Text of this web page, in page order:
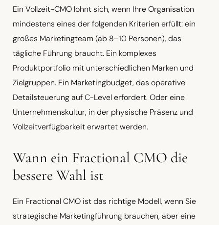
Ein Vollzeit-CMO lohnt sich, wenn Ihre Organisation
mindestens eines der folgenden Kriterien erfüllt: ein
großes Marketingteam (ab 8–10 Personen), das
tägliche Führung braucht. Ein komplexes
Produktportfolio mit unterschiedlichen Marken und
Zielgruppen. Ein Marketingbudget, das operative
Detailsteuerung auf C-Level erfordert. Oder eine
Unternehmenskultur, in der physische Präsenz und
Vollzeitverfügbarkeit erwartet werden.
Wann ein Fractional CMO die
bessere Wahl ist
Ein Fractional CMO ist das richtige Modell, wenn Sie
strategische Marketingführung brauchen, aber eine